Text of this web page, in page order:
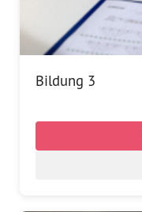
Bildung 3